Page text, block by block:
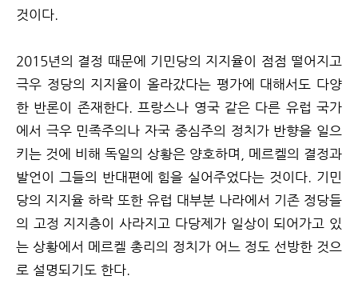
것이다.
2015년의 결정 때문에 기민당의 지지율이 점점 떨어지고
극우 정당의 지지율이 올라갔다는 평가에 대해서도 다양
한 반론이 존재한다. 프랑스나 영국 같은 다른 유럽 국가
에서 극우 민족주의나 자국 중심주의 정치가 반향을 일으
키는 것에 비해 독일의 상황은 양호하며, 메르켈의 결정과
발언이 그들의 반대편에 힘을 실어주었다는 것이다. 기민
당의 지지율 하락 또한 유럽 대부분 나라에서 기존 정당들
의 고정 지지층이 사라지고 다당제가 일상이 되어가고 있
는 상황에서 메르켈 총리의 정치가 어느 정도 선방한 것으
로 설명되기도 한다.